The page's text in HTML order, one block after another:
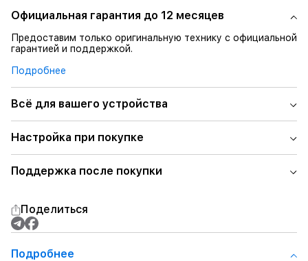
Официальная гарантия до 12 месяцев
Предоставим только оригинальную технику с официальной
гарантией и поддержкой.
Подробнее
Всё для вашего устройства
Настройка при покупке
Поддержка после покупки
Поделиться
Подробнее